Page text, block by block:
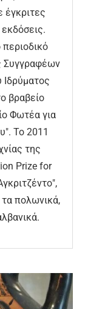
έγκριτες
Συγγραφέων
Ιδρύματος
βραβείο
Φωτέα για
Το 2011
της
Prize for
τα πολωνικά,